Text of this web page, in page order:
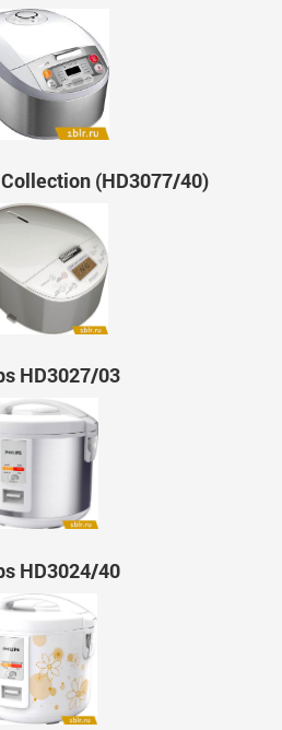
(HD3077/40)
HD3027/03
HD3024/40